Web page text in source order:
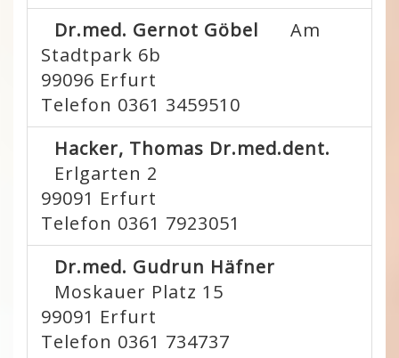
Dr.med. Gernot Göbel
Am
Stadtpark 6b
99096 Erfurt
Telefon 0361 3459510
Hacker, Thomas Dr.med.dent.
Erlgarten 2
99091 Erfurt
Telefon 0361 7923051
Dr.med. Gudrun Häfner
Moskauer Platz 15
99091 Erfurt
Telefon 0361 734737